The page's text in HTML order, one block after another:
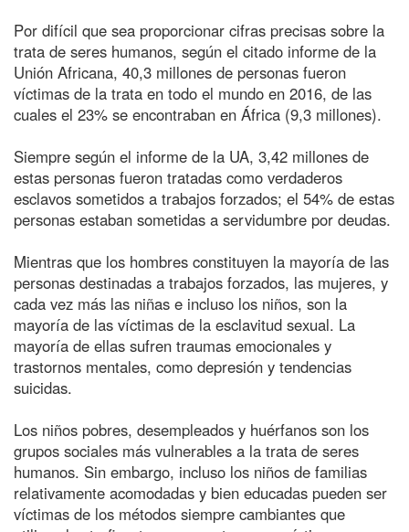
Por difícil que sea proporcionar cifras precisas sobre la
trata de seres humanos, según el citado informe de la
Unión Africana, 40,3 millones de personas fueron
víctimas de la trata en todo el mundo en 2016, de las
cuales el 23% se encontraban en África (9,3 millones).
Siempre según el informe de la UA, 3,42 millones de
estas personas fueron tratadas como verdaderos
esclavos sometidos a trabajos forzados; el 54% de estas
personas estaban sometidas a servidumbre por deudas.
Mientras que los hombres constituyen la mayoría de las
personas destinadas a trabajos forzados, las mujeres, y
cada vez más las niñas e incluso los niños, son la
mayoría de las víctimas de la esclavitud sexual. La
mayoría de ellas sufren traumas emocionales y
trastornos mentales, como depresión y tendencias
suicidas.
Los niños pobres, desempleados y huérfanos son los
grupos sociales más vulnerables a la trata de seres
humanos. Sin embargo, incluso los niños de familias
relativamente acomodadas y bien educadas pueden ser
víctimas de los métodos siempre cambiantes que